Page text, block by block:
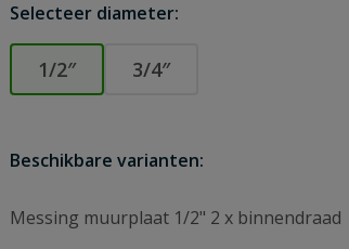
Selecteer diameter:
1/2″ 3/4″
Beschikbare varianten:
Messing muurplaat 1/2" 2 x binnendraad